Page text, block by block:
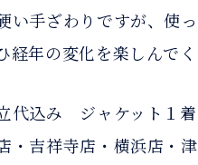
い手ざわりですが、使
年の変化を楽しんでく
込み ジャケット１
・吉祥寺店・横浜店・